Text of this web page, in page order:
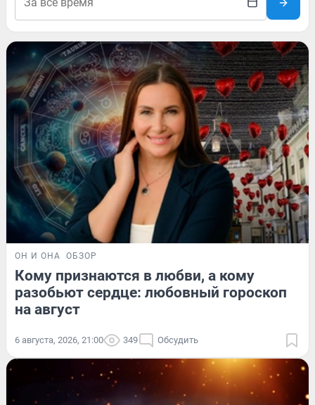
ОН И ОНА ОБЗОР
Кому признаются в любви, а кому
разобьют сердце: любовный гороскоп
на август
6 августа, 2026, 21:00 349 Обсудить